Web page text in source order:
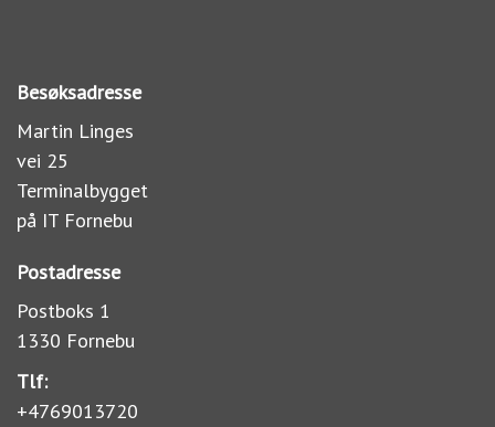
Besøksadresse
Martin Linges
vei 25
Terminalbygget
på IT Fornebu
Postadresse
Postboks 1
1330 Fornebu
Tlf:
+4769013720